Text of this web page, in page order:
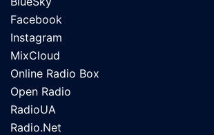
Facebook
Instagram
MixCloud
Online Radio Box
Open Radio
RadioUA
Radio.Net